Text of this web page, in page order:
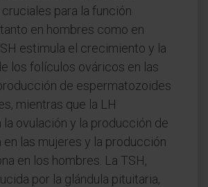
para la función
en hombres como en
estimula el crecimiento y la
los folículos ováricos en las
de espermatozoides
mientras que la LH
la ovulación y la producción de
las mujeres y la producción
en los hombres. La TSH,
por la glándula pituitaria,